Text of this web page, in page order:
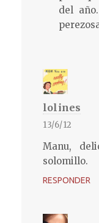
del
lolines
13/6/12
Manu,
solomillo.
RESPONDER